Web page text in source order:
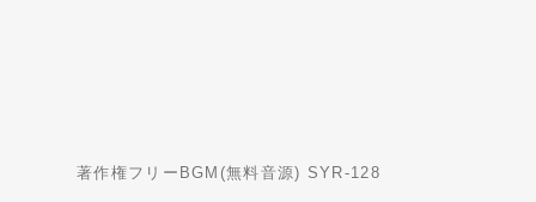
著作権フリーBGM(無料音源) SYR-128